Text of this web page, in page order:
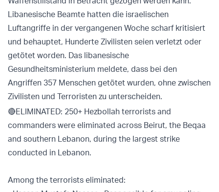
Libanesische Beamte hatten die israelischen
Luftangriffe in der vergangenen Woche scharf kritisiert
und behauptet, Hunderte Zivilisten seien verletzt oder
getötet worden. Das libanesische
Gesundheitsministerium meldete, dass bei den
Angriffen 357 Menschen getötet wurden, ohne zwischen
Zivilisten und Terroristen zu unterscheiden.
🔴ELIMINATED: 250+ Hezbollah terrorists and
commanders were eliminated across Beirut, the Beqaa
and southern Lebanon, during the largest strike
conducted in Lebanon.
Among the terrorists eliminated: